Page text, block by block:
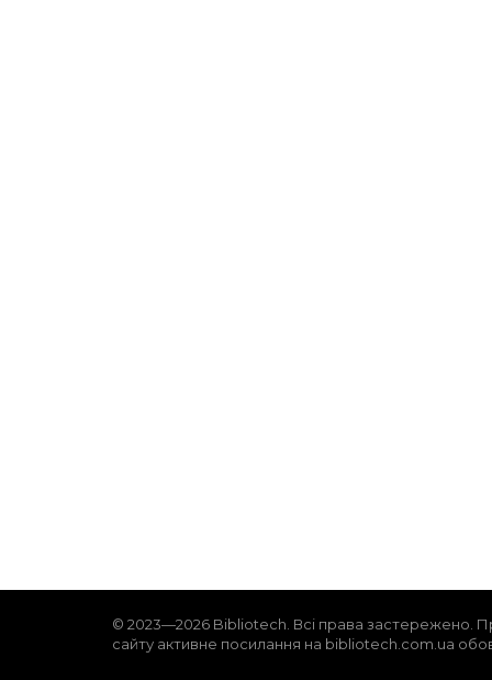
© 2023—2026 Bibliotech. Всі права застережено.
сайту активне посилання на bibliotech.com.ua